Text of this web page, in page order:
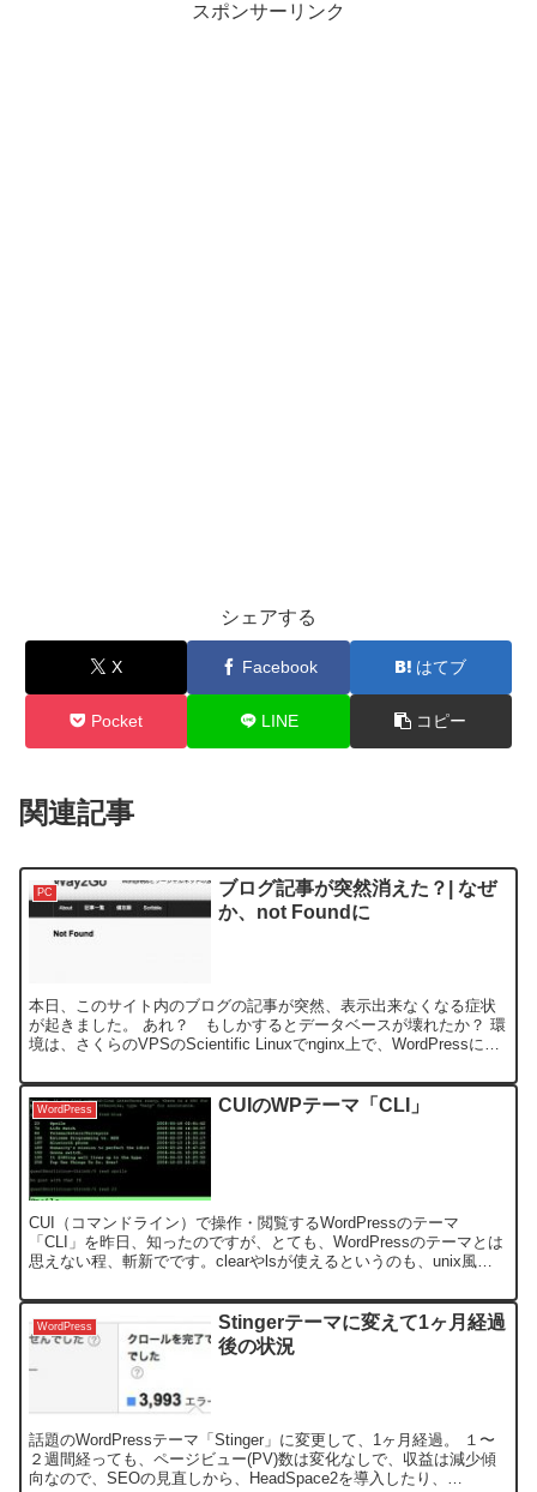
スポンサーリンク
シェアする
X Facebook はてブ
Pocket LINE コピー
関連記事
PC
ブログ記事が突然消えた？| なぜ
か、not Foundに
本日、このサイト内のブログの記事が突然、表示出来なくなる症状
が起きました。 あれ？ もしかするとデータベースが壊れたか？ 環
境は、さくらのVPSのScientific Linuxでnginx上で、WordPressにて
WordPress CUIのWPテーマ「CLI」
CUI（コマンドライン）で操作・閲覧するWordPressのテーマ
「CLI」を昨日、知ったのですが、とても、WordPressのテーマとは
思えない程、斬新でです。clearやlsが使えるというのも、unix風
WordPress
Stingerテーマに変えて1ヶ月経過
後の状況
話題のWordPressテーマ「Stinger」に変更して、1ヶ月経過。 １〜
２週間経っても、ページビュー(PV)数は変化なしで、収益は減少傾
向なので、SEOの見直しから、HeadSpace2を導入したり、